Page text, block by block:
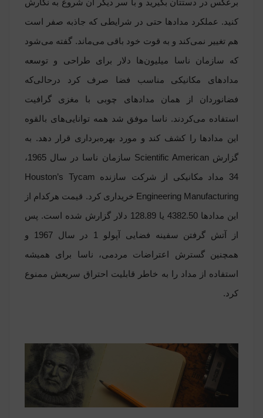
کنید. عملکرد مدادها حتی در شرایطی که جاذبه صفر است
هم تغییر نمی‌کند و به قوت خود باقی می‌ماند. گفته می‌شود
که سازمان ناسا میلیون‌ها دلار برای طراحی و توسعه
مدادهای مکانیکی مناسب فضا صرف کرد درحالی‌که
فضانوردان از همان مدادهای چوبی با مغزی گرافیت
استفاده می‌کردند. ناسا موفق شد همه توانایی‌های بالقوه
این مدادها را کشف کند و مورد بهره‌برداری قرار دهد. به
گزارش Scientific American سازمان ناسا در سال 1965،
34 مداد مکانیکی از شرکت سازنده Houston’s Tycam
Engineering Manufacturing خریداری کرد. قیمت هرکدام از
این مدادها 4382.50 یا 128.89 دلار گزارش شده است. پس
از آتش گرفتن سفینه فضایی آپولو 1 در سال 1967 و
همچنین گسترش اعتراضات مردمی، ناسا برای همیشه
استفاده از مداد را به خاطر قابلیت احتراق سریعش ممنوع
کرد.